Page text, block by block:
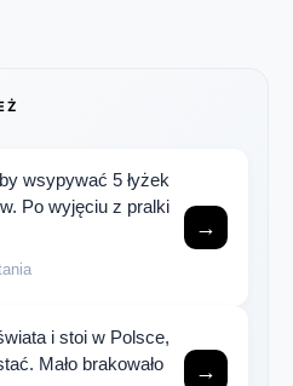
wsypywać 5 łyżek
Po wyjęciu z pralki
→
i stoi w Polsce,
Mało brakowało
→